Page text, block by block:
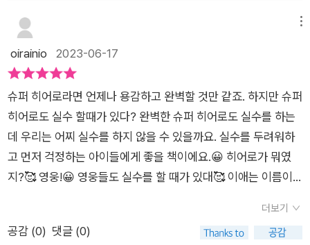
부터 무언가 배우기 위해서 노력했어요. 뿐만 아니라 당시 가장
최선의 방법을 선택해서 자신에게 맡겨진 역할을 끝까지 완수했
어요. 이런 점에서 우리 역시 얼마든지 실수할 수 있어요. 뿐만 아
니라 우리 역시 그 과정을 통해서 누군가에게 영웅과 같인 존재가
될 수 있다는 사실을 잊지 말아야 해요.
케일이 좀 남달라요?!?순식간에 범죄도시로 바뀔 수 있으니까
울거나, 공평하지 않아! 소리치거나 몸과 맘이 무겁게 가라앉는
니다.​실수를 했을 때 멈춰 서서지금 할 수 있는 최선의 방법을 찾
을 수도 있지만슈퍼히어로들도, 우리도변명만 하거나, 남의 탓을
하거나,숨기고 싶어질지도 모른다는 식으로요~저도 하지만~ 이
란 접속사를 또 사용하고 싶어져요?​실수해도 우리 영웅들은실수
로부터 무언가를 배우는멋쟁이들이에요!​“내가 잘못했어.”고백할
줄도 알고사과도 할 줄 알아요.목소리마저 멋있을 것 같은우리의
히어로들이우리 꼬맹이들에게 속삭입니다.​실수해도 괜찮다고요
oirainio 2023-06-17
슈퍼 히어로라면 언제나 용감하고 완벽할 것만 같죠. 하지만 슈퍼
히어로도 실수 할때가 있다? 완벽한 슈퍼 히어로도 실수를 하는
데 우리는 어찌 실수를 하지 않을 수 있을까요. 실수를 두려워하
고 먼저 걱정하는 아이들에게 좋을 책이에요.😀 히어로가 뭐였
지?🥰 영웅!😀 영웅들도 실수를 할 때가 있대🥰 이애는 이름이
실수로부터 무언가를 배우기도 해책임감! 바로 그것이 그들을 최
고로 만든단다아이에게 부모가 해주고 싶은 말들을 그대로 담은
더보기
공감 (0) 댓글 (0)